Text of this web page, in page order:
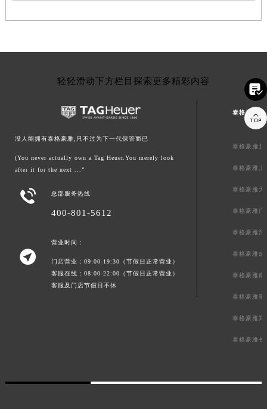
轻轻滑动下方栏目探索更多精彩内容
没人能拥有泰格豪雅,只不过为下一代保管而已
(You never actually own a Tag Heuer.You merely look
after it for the next ...”
 总部服务热线
400-801-5612

营业时间：
门店营业：09:00-19:30（节假日正常营业）
客服在线：08:00-22:00（节假日正常营业）
客服及门店节假日不休
泰格豪雅中
泰格豪雅北
泰格豪雅上
泰格豪雅天
泰格豪雅广
泰格豪雅深
泰格豪雅成
泰格豪雅南
泰格豪雅重
泰格豪雅郑
泰格豪雅长

